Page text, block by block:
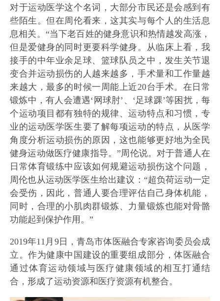
对于运动医学这个名词，大部分市民还是会感到有
些陌生。但在周伦看来，这其实与每个人的生活息
息相关。“当下老百姓的健身意识和热情越发高涨，
但是爱健身的同时更要科学健身。从临床上看，我
接手的中年业余足球、篮球队员之中，发生关节退
变合并运动损伤的人越来越多，手术量和工作量越
来越大，最多的时候一周能上近20台手术。在日常
锻炼中，有人会遭遇‘网球肘’、‘足球踝’等困扰，每
个运动项目都有独特的规律、运动特点和习惯，专
业的运动医学医生要了解每项运动的特点，从医学
角度分析运动损伤的原因，这也能够更好地为全民
健身运动做医疗健康指导。”周伦说。 对于普通人在
日常体育锻练中应该如何规避运动损伤这个问题，
周伦也从运动医学医生给出建议：“超负荷运动一定
会受伤，因此，普通人要合理评估自己身体机能，
同时，合理的小肌肉群锻炼、力量锻炼也能对骨骼
功能起到保护作用。”
2019年11月9日，青岛市体医融合专家咨询委员会成
立。作为健康中国建设的重要组成部分，体医融合
通过体育运动领域与医疗健康领域的相互打通结
合，形成了运动资源和医疗资源有机整合。